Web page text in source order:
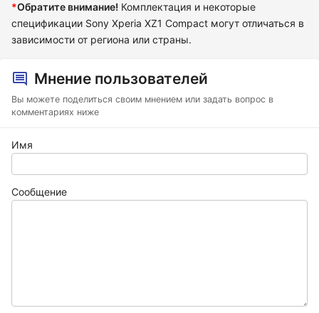
*Обратите внимание! Комплектация и некоторые
спецификации Sony Xperia XZ1 Compact могут отличаться в
зависимости от региона или страны.
Мнение пользователей
Вы можете поделиться своим мнением или задать вопрос в
комментариях ниже
Имя
Сообщение